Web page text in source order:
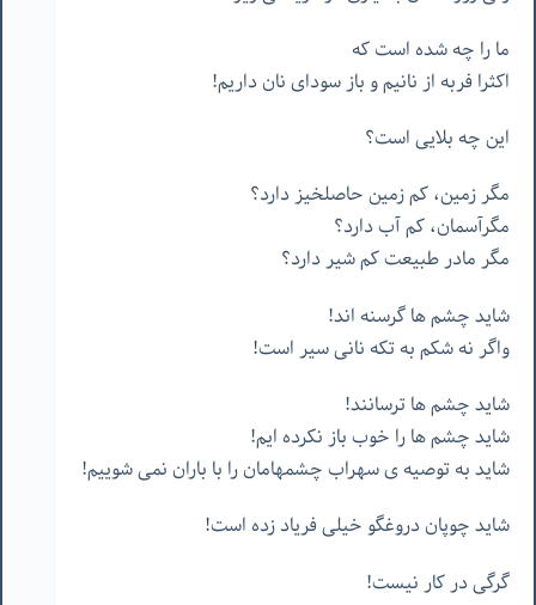
مارا چهشدهاستكه
اكثرافربهازنانيموبازسوداىنانداريم!
اينچهبلايىاست؟
مگرزمين،كمزمينحاصلخيزدارد؟
مگرآسمان،كمآبدارد؟
مگرمادرطبيعتكمشيردارد؟
شايدچشمهاگرسنهاند!
واگرنهشكمبهتكهنانىسيراست!
شايدچشمهاترسانند!
شايدچشمهارا خوببازنكردهايم!
شايدبهتوصيهىسهرابچشمهامانرا با باران نمىشوييم!
شايدچوپاندروغگوخيلىفريادزدهاست!
گرگىدركارنيست!